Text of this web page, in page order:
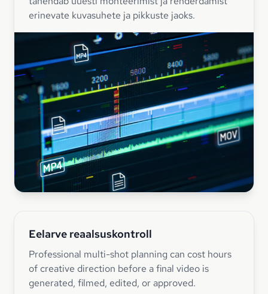
erinevate kuvasuhete ja pikkuste jaoks.
Eelarve reaalsuskontroll
Professional multi-shot planning can cost hours
of creative direction before a final video is
generated, filmed, edited, or approved.